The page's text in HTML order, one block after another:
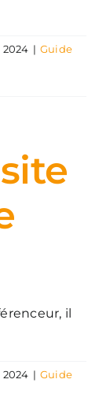
2024 | Guide
il
2024 | Guide